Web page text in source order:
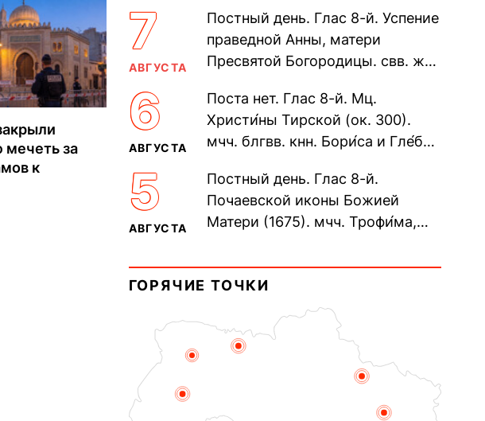
мечеть за
к
7
АВГУСТА
Постный день. Глас 8-й. Успение
праведной Анны, матери
Пресвятой Богородицы. свв. жен
прп. Евпракси́и девы,...
6
АВГУСТА
Поста нет. Глас 8-й. Мц.
Христи́ны Тирской (ок. 300).
мчч. блгвв. кнн. Бори́са и Гле́ба,
Дави́да (1015). Прп....
5
АВГУСТА
Постный день. Глас 8-й.
Почаевской иконы Божией
Матери (1675). мчч. Трофи́ма,
мучеников (284–305). прав.
воина Фео́дора...
ГОРЯЧИЕ ТОЧКИ